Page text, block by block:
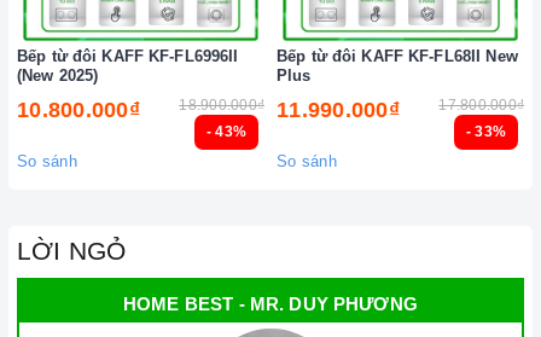
- 43%
Bếp từ đôi KAFF KF-FL6996II
(New 2025)
10.800.000₫ 18.900.000₫
So sánh
- 33%
Bếp từ đôi KAFF KF-FL68II New
Plus
11.990.000₫ 17.800.000₫
So sánh
LỜI NGỎ
HOME BEST - MR. DUY PHƯƠNG